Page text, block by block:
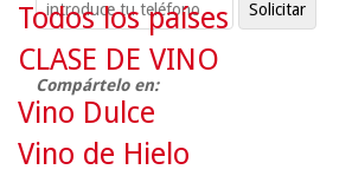
Compártelo en:
Todos los países
CLASE DE VINO
Vino Dulce
Vino de Hielo